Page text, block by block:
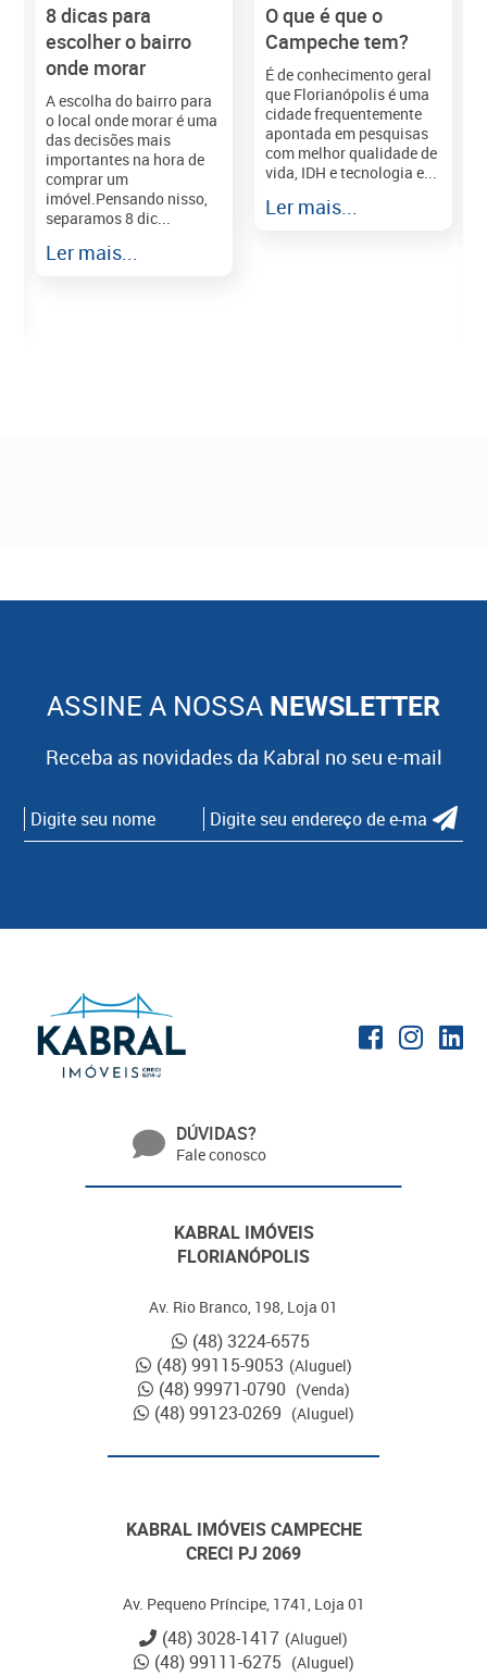
8 dicas para
escolher o bairro
onde morar
A escolha do bairro para
o local onde morar é uma
das decisões mais
importantes na hora de
comprar um
imóvel.Pensando nisso,
separamos 8 dic...
Ler mais...
O que é que o
Campeche tem?
É de conhecimento geral
que Florianópolis é uma
cidade frequentemente
apontada em pesquisas
com melhor qualidade de
vida, IDH e tecnologia e...
Ler mais...
ASSINE A NOSSA NEWSLETTER
Receba as novidades da Kabral no seu e-mail
DÚVIDAS?
Fale conosco
KABRAL IMÓVEIS
FLORIANÓPOLIS
Av. Rio Branco, 198, Loja 01
(48) 3224-6575
(48) 99115-9053 (Aluguel)
(48) 99971-0790 (Venda)
(48) 99123-0269 (Aluguel)
KABRAL IMÓVEIS CAMPECHE
CRECI PJ 2069
Av. Pequeno Príncipe, 1741, Loja 01
(48) 3028-1417 (Aluguel)
(48) 99111-6275 (Aluguel)